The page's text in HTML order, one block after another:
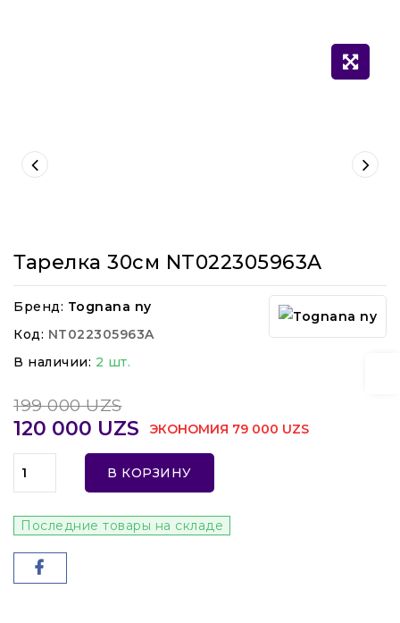
Тарелка 30см NT022305963A
Бренд: Tognana ny
Код: NT022305963A
В наличии: 2 шт.
199 000 UZS
120 000 UZS ЭКОНОМИЯ 79 000 UZS
В КОРЗИНУ
Последние товары на складе